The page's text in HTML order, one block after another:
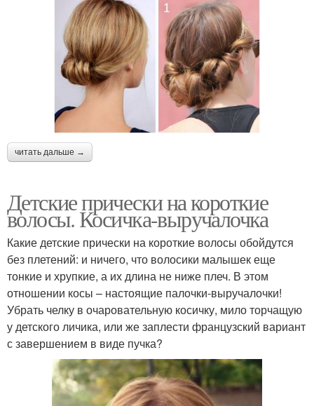
читать дальше →
Детские прически на короткие
волосы. Косичка-выручалочка
Какие детские прически на короткие волосы обойдутся
без плетений: и ничего, что волосики малышек еще
тонкие и хрупкие, а их длина не ниже плеч. В этом
отношении косы – настоящие палочки-выручалочки!
Убрать челку в очаровательную косичку, мило торчащую
у детского личика, или же заплести французский вариант
с завершением в виде пучка?